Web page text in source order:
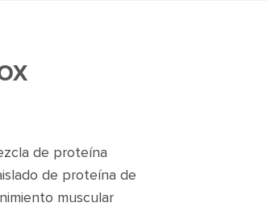
de proteína
de proteína de
muscular